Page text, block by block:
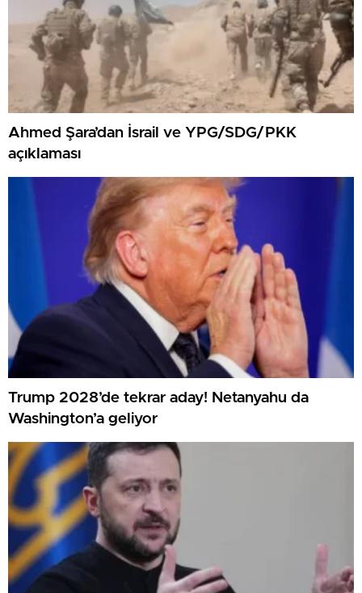
Ahmed Şara’dan İsrail ve YPG/SDG/PKK
açıklaması
Trump 2028’de tekrar aday! Netanyahu da
Washington’a geliyor